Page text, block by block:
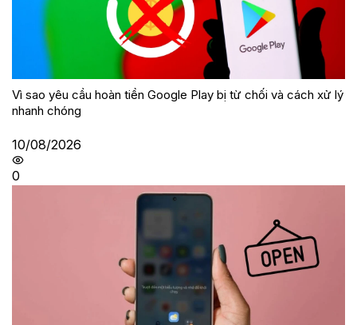
Vì sao yêu cầu hoàn tiền Google Play bị từ chối và cách xử lý
nhanh chóng
10/08/2026
0